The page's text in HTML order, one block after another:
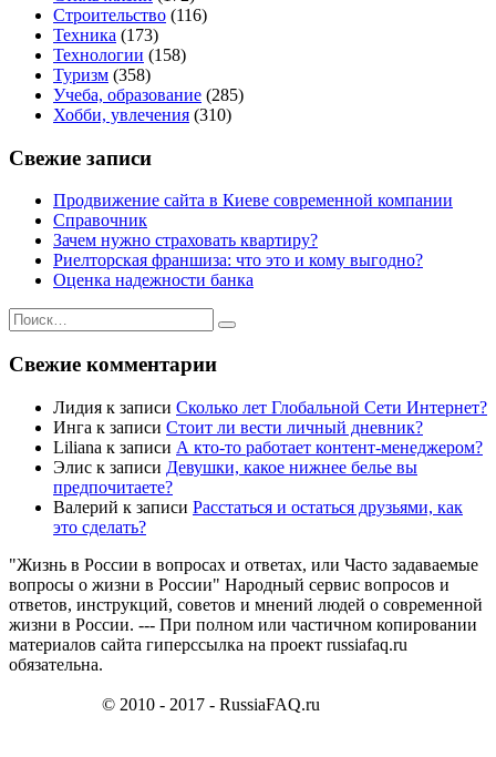
Строительство (116)
Техника (173)
Технологии (158)
Туризм (358)
Учеба, образование (285)
Хобби, увлечения (310)
Свежие записи
Продвижение сайта в Киеве современной компании
Справочник
Зачем нужно страховать квартиру?
Риелторская франшиза: что это и кому выгодно?
Оценка надежности банка
Искать:
Поиск
Свежие комментарии
Лидия к записи Сколько лет Глобальной Сети Интернет?
Инга к записи Стоит ли вести личный дневник?
Liliana к записи А кто-то работает контент-менеджером?
Элис к записи Девушки, какое нижнее белье вы
предпочитаете?
Валерий к записи Расстаться и остаться друзьями, как
это сделать?
"Жизнь в России в вопросах и ответах, или Часто задаваемые
вопросы о жизни в России" Народный сервис вопросов и
ответов, инструкций, советов и мнений людей о современной
жизни в России. --- При полном или частичном копировании
материалов сайта гиперссылка на проект russiafaq.ru
обязательна.
© 2010 - 2017 - RussiaFAQ.ru